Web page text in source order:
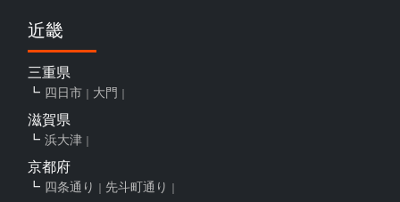
近畿
三重県
四日市 大門
滋賀県
浜大津
京都府
四条通り 先斗町通り